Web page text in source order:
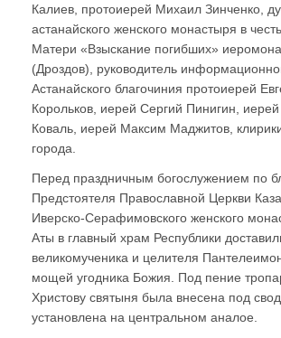
Калиев, протоиерей Михаил Зинченко,
астанайского женского монастыря в
Матери «Взыскание погибших»
(Дроздов), руководитель
Астанайского благочиния протоиерей
Корольков, иерей Сергий Пинигин,
Коваль, иерей Максим Маджитов,
города.
Перед праздничным богослужением по
Предстоятеля Православной Церкви
Иверско-Серафимовского женского
Аты в главный храм Республики
великомученика и целителя
мощей угодника Божия. Под пение
Христову святыня была внесена под
установлена на центральном аналое.